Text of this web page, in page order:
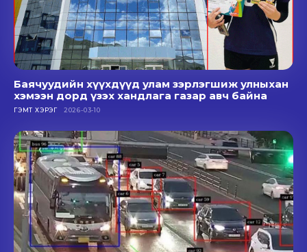
Баячуудийн хүүхдүүд улам зэрлэгшиж улныхан
хэмээн дорд үзэх хандлага газар авч байна
ГЭМТ ХЭРЭГ 2026-03-10